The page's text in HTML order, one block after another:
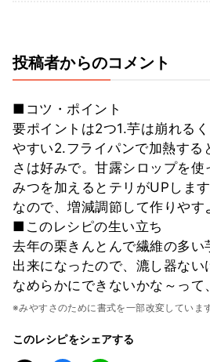
投稿者からのコメント
■コツ・ポイント
要ポイントは2つ1.芋は崩れる
やすい2.フライパンで加熱する
さは好みで。甘露シロップを使
みつを加えるとテリがUPしま
なので、増減調節して作りやす
■このレシピの生い立ち
去年の栗きんとんで繊維の多い
出来になったので、漉し器ない
なめらかにできないかな～って
※みやすさのために書式を一部改変しています
このレシピをシェアする